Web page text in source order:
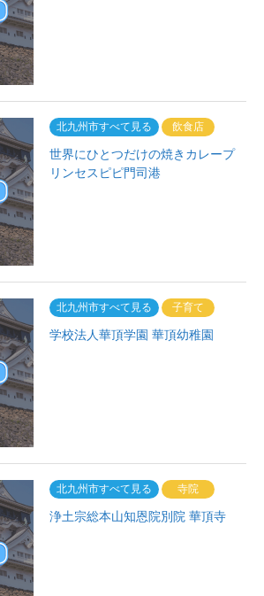
北九州市すべて見る 飲食店
世界にひとつだけの焼きカレープ
リンセスピピ門司港
北九州市すべて見る 子育て
学校法人華頂学園 華頂幼稚園
北九州市すべて見る 寺院
浄土宗総本山知恩院別院 華頂寺